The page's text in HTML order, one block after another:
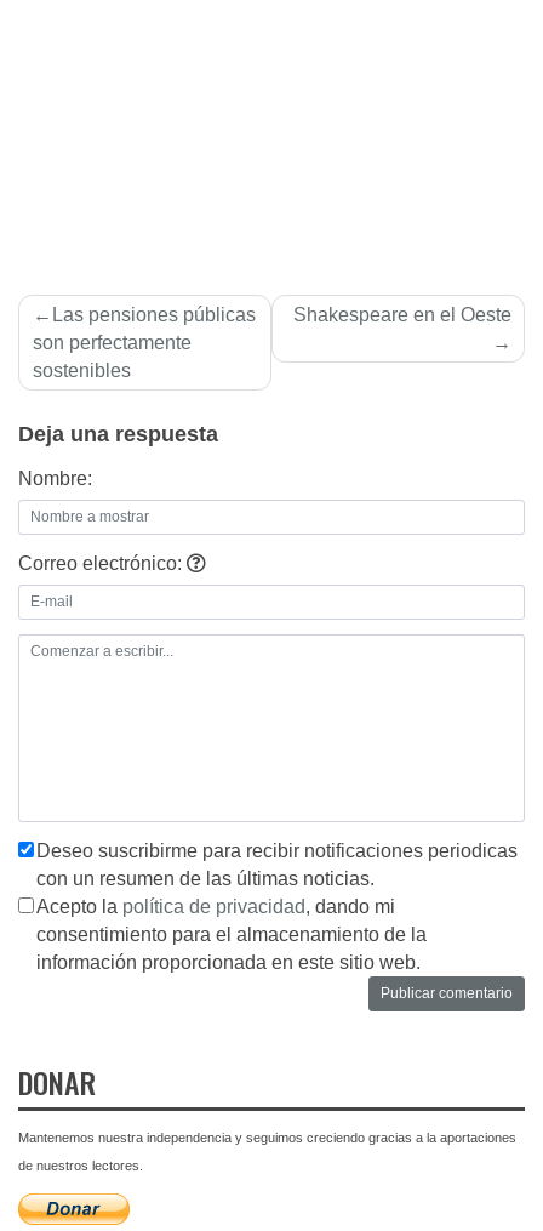
Navegación
de
entradas
Las pensiones públicas
son perfectamente
sostenibles
Shakespeare en el Oeste
Deja una respuesta
Nombre:
Correo electrónico:
Deseo suscribirme para recibir notificaciones periodicas
con un resumen de las últimas noticias.
Acepto la política de privacidad, dando mi
consentimiento para el almacenamiento de la
información proporcionada en este sitio web.
DONAR
Mantenemos nuestra independencia y seguimos creciendo gracias a la aportaciones
de nuestros lectores.